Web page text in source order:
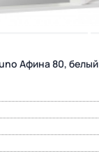
Афина 80, белый